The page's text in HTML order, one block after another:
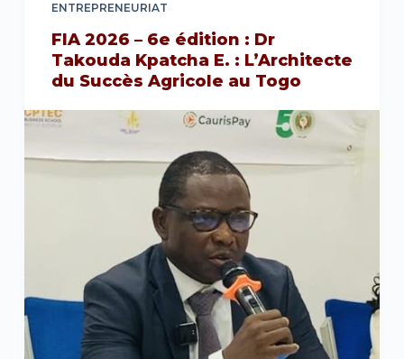
ENTREPRENEURIAT
FIA 2026 – 6e édition : Dr
Takouda Kpatcha E. : L’Architecte
du Succès Agricole au Togo